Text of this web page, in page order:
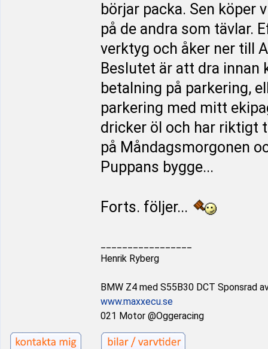
börjar packa. Sen köper
på de andra som tävlar.
verktyg och åker ner till
Beslutet är att dra innan
betalning på parkering,
parkering med mitt
dricker öl och har riktigt
på Måndagsmorgonen
Puppans bygge...
Forts. följer...
Henrik Ryberg
BMW Z4 med S55B30 DCT Sponsrad
www.maxxecu.se
021 Motor @Oggeracing